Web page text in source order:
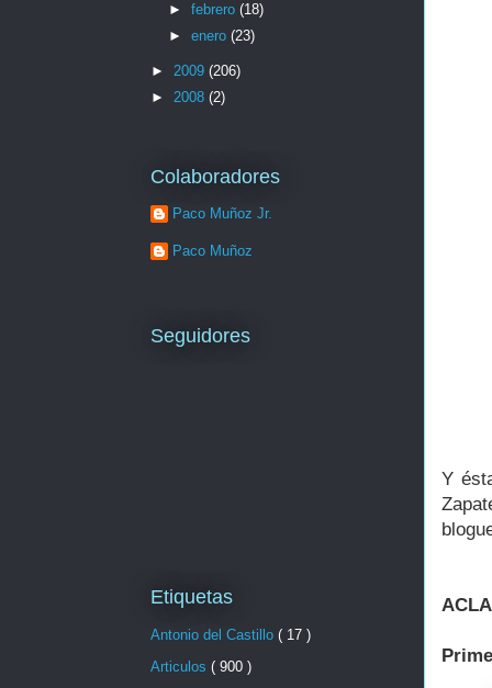
Y
► febrero (18)
► enero (23)
► 2009 (206)
► 2008 (2)
Colaboradores
Paco Muñoz Jr.
Paco Muñoz
Seguidores
Etiquetas
Antonio del Castillo ( 17 )
Articulos ( 900 )